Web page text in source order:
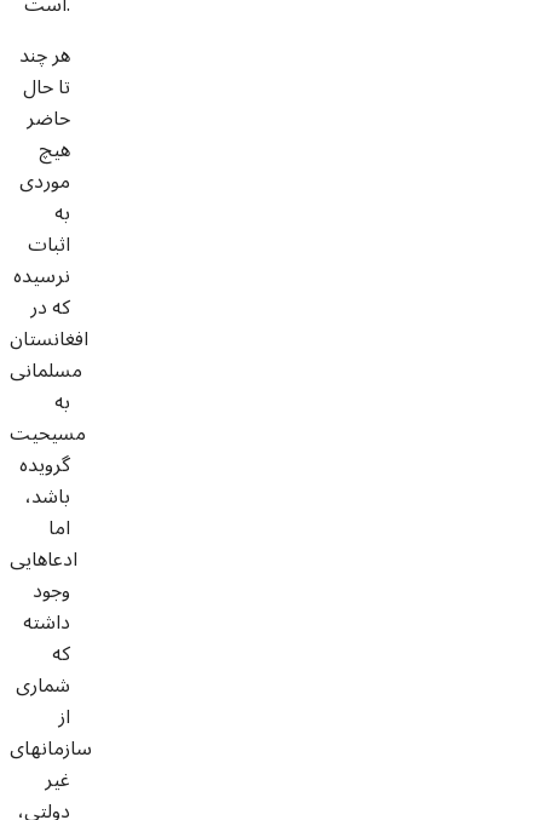
هر چند
تا حال
حاضر
هیچ
موردی
به
اثبات
نرسیده
که در
افغانستان
مسلمانی
به
مسیحیت
گرویده
باشد،
اما
ادعاهایی
وجود
داشته
که
شماری
از
سازمانهای
غیر
دولتی،